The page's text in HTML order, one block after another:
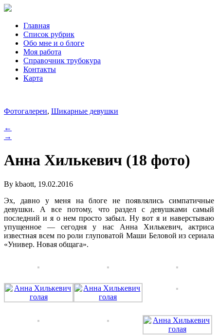
Главная
Список рубрик
Обо мне и о блоге
Моя работа
Справочник трубокура
Контакты
Карта
Фотогалереи, Шикарные девушки
←
→
Анна Хилькевич (18 фото)
By kbaott, 19.02.2016
Эх, давно у меня на блоге не появлялись симпатичные
девушки. А все потому, что раздел с девушками самый
последний и я о нем просто забыл. Ну вот я и наверстываю
упущенное — сегодня у нас Анна Хилькевич, актриса
известная всем по роли глуповатой Маши Беловой из сериала
«Универ. Новая общага».